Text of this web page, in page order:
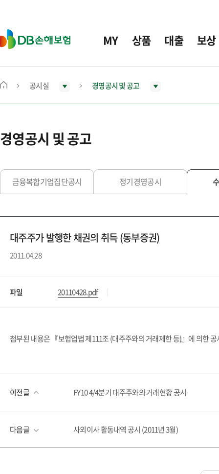
D
B
보
MY 상품 대출 보상
메
으
로
동
공시실 경영공시 및 공고
경영공시 및 공고
금융복합기업집단공시 정기경영공시
대주주가 발행한 채권의 취득 (동부증권)
2011.04.28
파일 20110428.pdf
첨부된 내용은 『보험업법 제111조 (대주주와의 거래제한 등)』에 의한
이전글 FY10 4/4분기 대주주와의 거래현황 공시
다음글 사외이사 활동내역 공시 (2011년 3월)